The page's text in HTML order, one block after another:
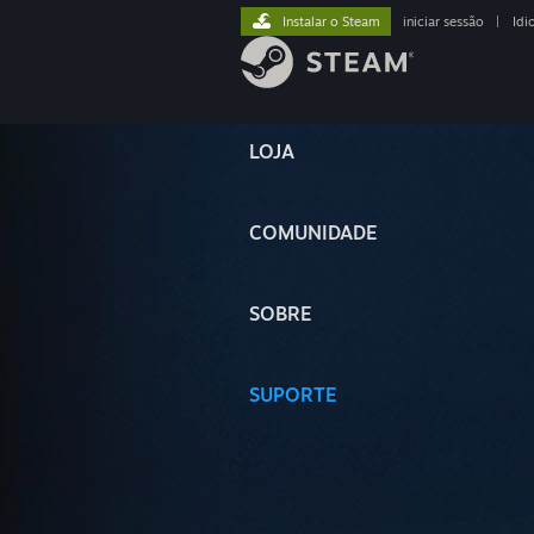
LOJA
COMUNIDADE
SOBRE
SUPORTE
Instalar o Steam iniciar sessão